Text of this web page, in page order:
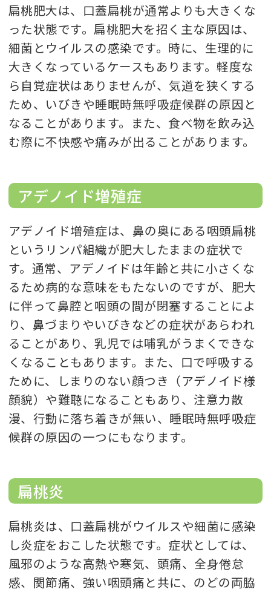
扁桃肥大は、口蓋扁桃が通常よりも大きくな
った状態です。扁桃肥大を招く主な原因は、
細菌とウイルスの感染です。時に、生理的に
大きくなっているケースもあります。軽度な
ら自覚症状はありませんが、気道を狭くする
ため、いびきや睡眠時無呼吸症候群の原因と
なることがあります。また、食べ物を飲み込
む際に不快感や痛みが出ることがあります。
アデノイド増殖症
アデノイド増殖症は、鼻の奥にある咽頭扁桃
というリンパ組織が肥大したままの症状で
す。通常、アデノイドは年齢と共に小さくな
るため病的な意味をもたないのですが、肥大
に伴って鼻腔と咽頭の間が閉塞することによ
り、鼻づまりやいびきなどの症状があらわれ
ることがあり、乳児では哺乳がうまくできな
くなることもあります。また、口で呼吸する
ために、しまりのない顔つき（アデノイド様
顔貌）や難聴になることもあり、注意力散
漫、行動に落ち着きが無い、睡眠時無呼吸症
候群の原因の一つにもなります。
扁桃炎
扁桃炎は、口蓋扁桃がウイルスや細菌に感染
し炎症をおこした状態です。症状としては、
風邪のような高熱や寒気、頭痛、全身倦怠
感、関節痛、強い咽頭痛と共に、のどの両脇